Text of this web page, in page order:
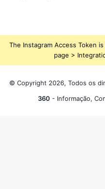
The Instagram Access Token
page >
© Copyright 2026, Todos os
360 - Informação,